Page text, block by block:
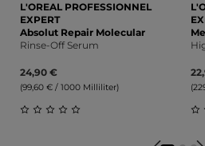
L'OREAL PROFESSIONNEL
EXPERT
Absolut Repair Molecular
Rinse-Off Serum
24,90 €
(99,60 € / 1000 Milliliter)